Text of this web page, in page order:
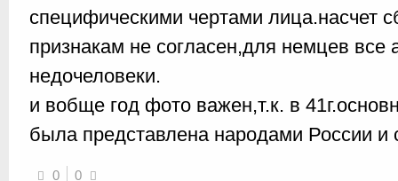
специфическими чертами лица.насчет
признакам не согласен,для немцев все
недочеловеки.
и вобще год фото важен,т.к. в
была представлена народами России и
0 0